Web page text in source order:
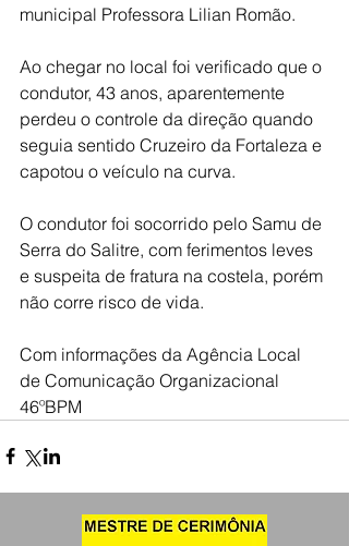
municipal Professora Lilian Romão.
Ao chegar no local foi verificado que o
condutor, 43 anos, aparentemente
perdeu o controle da direção quando
seguia sentido Cruzeiro da Fortaleza e
capotou o veículo na curva.
O condutor foi socorrido pelo Samu de
Serra do Salitre, com ferimentos leves
e suspeita de fratura na costela, porém
não corre risco de vida.
Com informações da Agência Local
de Comunicação Organizacional
46ºBPM